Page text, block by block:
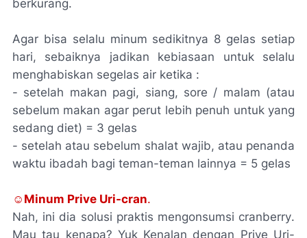
berkurang.
Agar bisa selalu minum sedikitnya 8 gelas setiap
hari, sebaiknya jadikan kebiasaan untuk selalu
menghabiskan segelas air ketika :
- setelah makan pagi, siang, sore / malam (atau
sebelum makan agar perut lebih penuh untuk yang
sedang diet) = 3 gelas
- setelah atau sebelum shalat wajib, atau penanda
waktu ibadah bagi teman-teman lainnya = 5 gelas
☺ Minum Prive Uri-cran.
Nah, ini dia solusi praktis mengonsumsi cranberry.
Mau tau kenapa? Yuk Kenalan dengan Prive Uri-